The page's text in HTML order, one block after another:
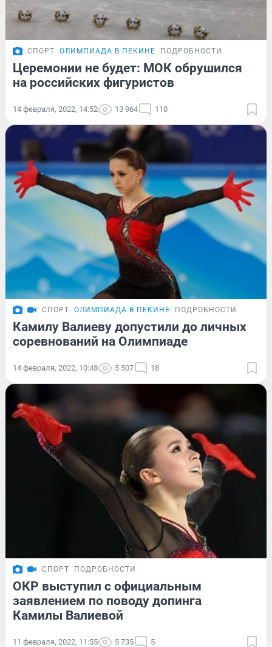
СПОРТ ОЛИМПИАДА В ПЕКИНЕ ПОДРОБНОСТИ
Церемонии не будет: МОК обрушился
на российских фигуристов
14 февраля, 2022, 14:52 13 964 110
СПОРТ ОЛИМПИАДА В ПЕКИНЕ ПОДРОБНОСТИ
Камилу Валиеву допустили до личных
соревнований на Олимпиаде
14 февраля, 2022, 10:48 5 507 18
СПОРТ ПОДРОБНОСТИ
ОКР выступил с официальным
заявлением по поводу допинга
Камилы Валиевой
11 февраля, 2022, 11:55 5 735 5